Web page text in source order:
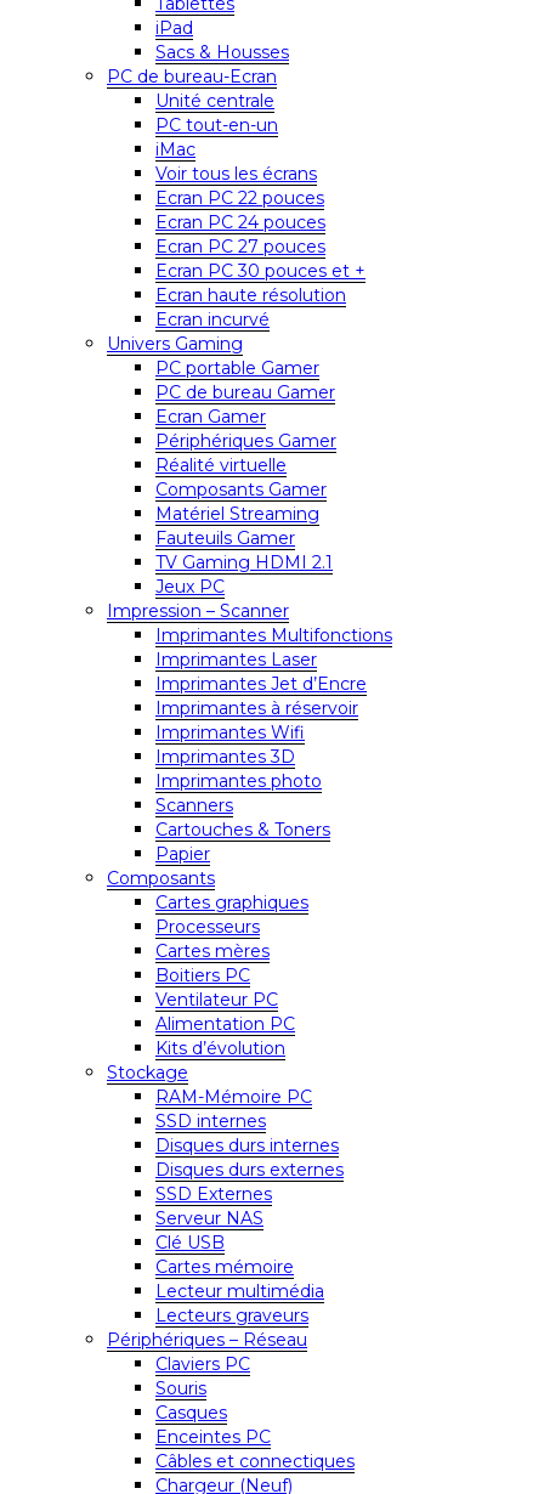
iPad
Sacs & Housses
PC de bureau-Ecran
Unité centrale
PC tout-en-un
iMac
Voir tous les écrans
Ecran PC 22 pouces
Ecran PC 24 pouces
Ecran PC 27 pouces
Ecran PC 30 pouces et +
Ecran haute résolution
Ecran incurvé
Univers Gaming
PC portable Gamer
PC de bureau Gamer
Ecran Gamer
Périphériques Gamer
Réalité virtuelle
Composants Gamer
Matériel Streaming
Fauteuils Gamer
TV Gaming HDMI 2.1
Jeux PC
Impression – Scanner
Imprimantes Multifonctions
Imprimantes Laser
Imprimantes Jet d’Encre
Imprimantes à réservoir
Imprimantes Wifi
Imprimantes 3D
Imprimantes photo
Scanners
Cartouches & Toners
Papier
Composants
Cartes graphiques
Processeurs
Cartes mères
Boitiers PC
Ventilateur PC
Alimentation PC
Kits d’évolution
Stockage
RAM-Mémoire PC
SSD internes
Disques durs internes
Disques durs externes
SSD Externes
Serveur NAS
Clé USB
Cartes mémoire
Lecteur multimédia
Lecteurs graveurs
Périphériques – Réseau
Claviers PC
Souris
Casques
Enceintes PC
Câbles et connectiques
Chargeur (Neuf)